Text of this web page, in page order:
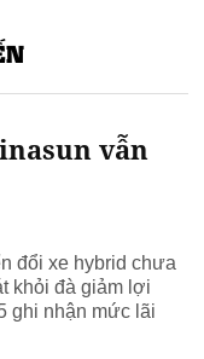
Nội
vẫn
đổi xe hybrid chưa
khỏi đà giảm lợi
ghi nhận mức lãi